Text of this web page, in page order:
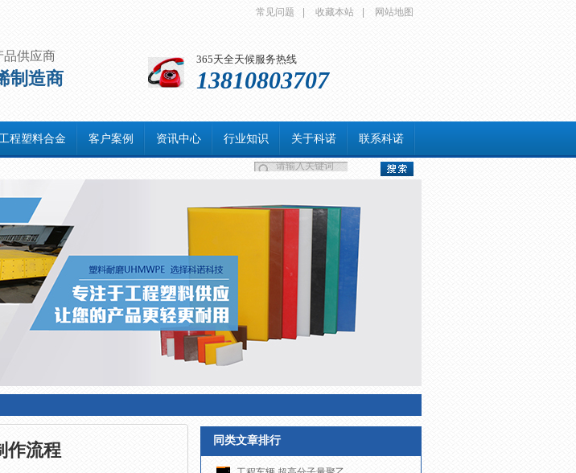
常见问题 收藏本站 网站地图
品供应商
制造商
365天全天候服务热线
13810803707
工程塑料合金 客户案例 资讯中心 行业知识 关于科诺 联系科诺
作流程 同类文章排行